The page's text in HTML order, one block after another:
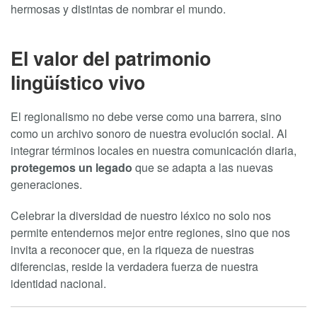
hermosas y distintas de nombrar el mundo.
El valor del patrimonio
lingüístico vivo
El regionalismo no debe verse como una barrera, sino
como un archivo sonoro de nuestra evolución social. Al
integrar términos locales en nuestra comunicación diaria,
protegemos un legado que se adapta a las nuevas
generaciones.
Celebrar la diversidad de nuestro léxico no solo nos
permite entendernos mejor entre regiones, sino que nos
invita a reconocer que, en la riqueza de nuestras
diferencias, reside la verdadera fuerza de nuestra
identidad nacional.